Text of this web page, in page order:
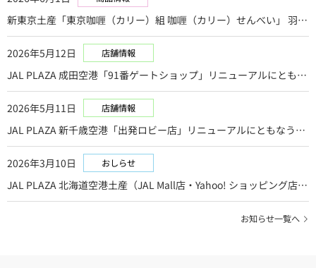
新東京土産「東京咖喱（カリー）組 咖喱（カリー）せんべい」 羽田
空港の JAL PLAZA全 10店舗にて 6月 1日より先行発売
2026年5月12日
店舗情報
JAL PLAZA 成田空港「91番ゲートショップ」リニューアルにともな
う一時閉店のお知らせ
2026年5月11日
店舗情報
JAL PLAZA 新千歳空港「出発ロビー店」リニューアルにともなう一
時閉店のお知らせ
2026年3月10日
おしらせ
JAL PLAZA 北海道空港土産（JAL Mall店・Yahoo! ショッピング店・
楽天市場店）閉店のお知らせ
お知らせ一覧へ